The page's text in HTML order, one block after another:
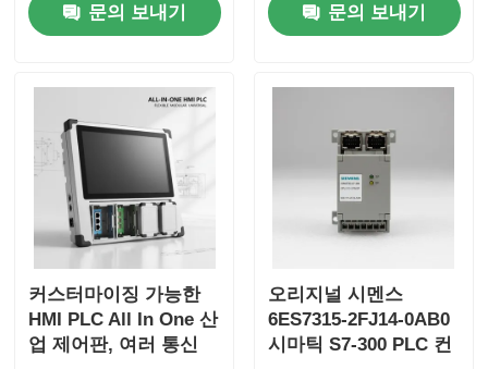
Openresty 서버 소프
트웨어 PLC 컨트롤러
문의 보내기
DCS 컨트롤러와 호환
문의 보내기
커스터마이징 가능한
HMI PLC All In One 산
업 제어판, 여러 통신
오리지널 시멘스
6ES7315-2FJ14-0AB0
시마틱 S7-300 PLC 컨